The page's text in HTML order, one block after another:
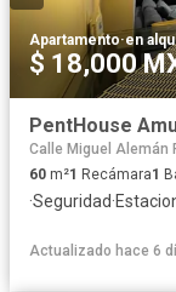
Apartamento·en
$ 18,000
PentHouse
Calle Miguel Alemán
60 m²1 Recámara1
·Seguridad·
Actualizado hace 6